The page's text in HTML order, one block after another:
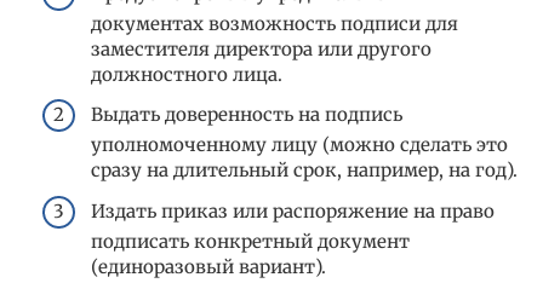
документах возможность подписи для
заместителя директора или другого
должностного лица.
Выдать доверенность на подпись
уполномоченному лицу (можно сделать это
сразу на длительный срок, например, на год).
Издать приказ или распоряжение на право
подписать конкретный документ
(единоразовый вариант).